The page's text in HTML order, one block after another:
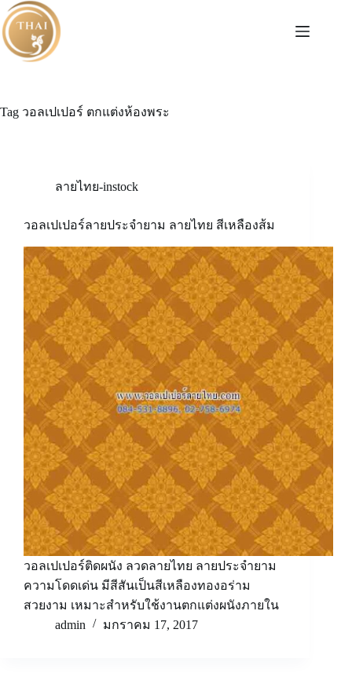
Skip
to
content
Tag วอลเปเปอร์ ตกแต่งห้องพระ
ลายไทย-instock
วอลเปเปอร์ลายประจำยาม ลายไทย สีเหลืองส้ม
วอลเปเปอร์ติดผนัง ลวดลายไทย ลายประจำยาม
ความโดดเด่น มีสีสันเป็นสีเหลืองทองอร่าม
สวยงาม เหมาะสำหรับใช้งานตกแต่งผนังภายใน
admin
มกราคม 17, 2017